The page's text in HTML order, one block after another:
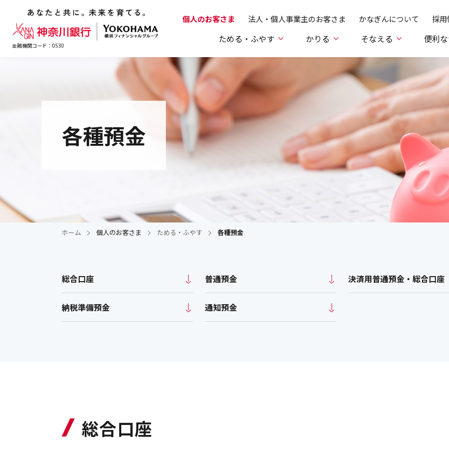
金融機関コード：0530
個人のお客さま 法人・個人事業主のお客さま かなぎんについて 採用
ためる・ふやす かりる そなえる 便利
ためる・ふやすTOP
各種預金 定期預金 投資信託 金融商
ファンド一覧 マーケット情報 店舗・ATM
住宅ローン リフォームローン オートローン 教
フリーローン シニア向けフリーローン
かなぎんのライフプランサポート
終身保険 個人年金保険・学資保険 医療・がん保険 介
就業不能保険
便利なサービスTOP
電子マネー口座
Pay-easy（ペイジー）
料金払込みサービス
Pay-easy（ペイジー）
「ダイレクト納付」
WEB
受付サ
貸金庫サービス 夜間金庫サービス
各種金利・手数料
引き下げ条件
かなぎんのライフプランサポート
資金サポートTOP
ビジネスフリーローン
創業期応援ローン
SDGsフレンズローン
かなぎん
企業向
神奈川銀行ビジネスカード
for Owners
店舗・ATM
ビジネスダイレクトTOP
サービス詳細
お申込みから
体験版 ご
セキュリティについて ご利用規定 各種手引き・各種帳票
便利なサービスTOP
電子マネー口座
Pay-easy（ペイジー）
料金払込みサービス
Pay-easy（ペイジー）
「ダイレクト納付」
WEB
受付サ
貸金庫サービス 夜間金庫サービス
申込みサービス
各種資料ダウンロード
各種預金
ホーム 個人のお客さま ためる・ふやす 各種預金
総合口座 普通預金 決済用普通預金・ 総合口座
納税準備預金 通知預金
総合口座